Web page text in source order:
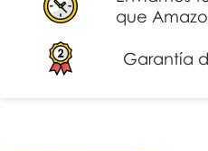
que
Garantía